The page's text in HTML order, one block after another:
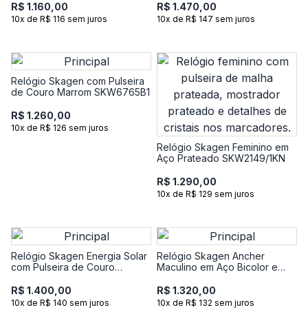
R$ 1.160,00
10x de R$ 116 sem juros
R$ 1.470,00
10x de R$ 147 sem juros
Relógio Skagen com Pulseira
de Couro Marrom SKW6765B1
R$ 1.260,00
10x de R$ 126 sem juros
Relógio Skagen Feminino em
Aço Prateado SKW2149/1KN
R$ 1.290,00
10x de R$ 129 sem juros
Relógio Skagen Energia Solar
com Pulseira de Couro
R$ 1.400,00
10x de R$ 140 sem juros
Relógio Skagen Ancher
Maculino em Aço Bicolor e
R$ 1.320,00
10x de R$ 132 sem juros